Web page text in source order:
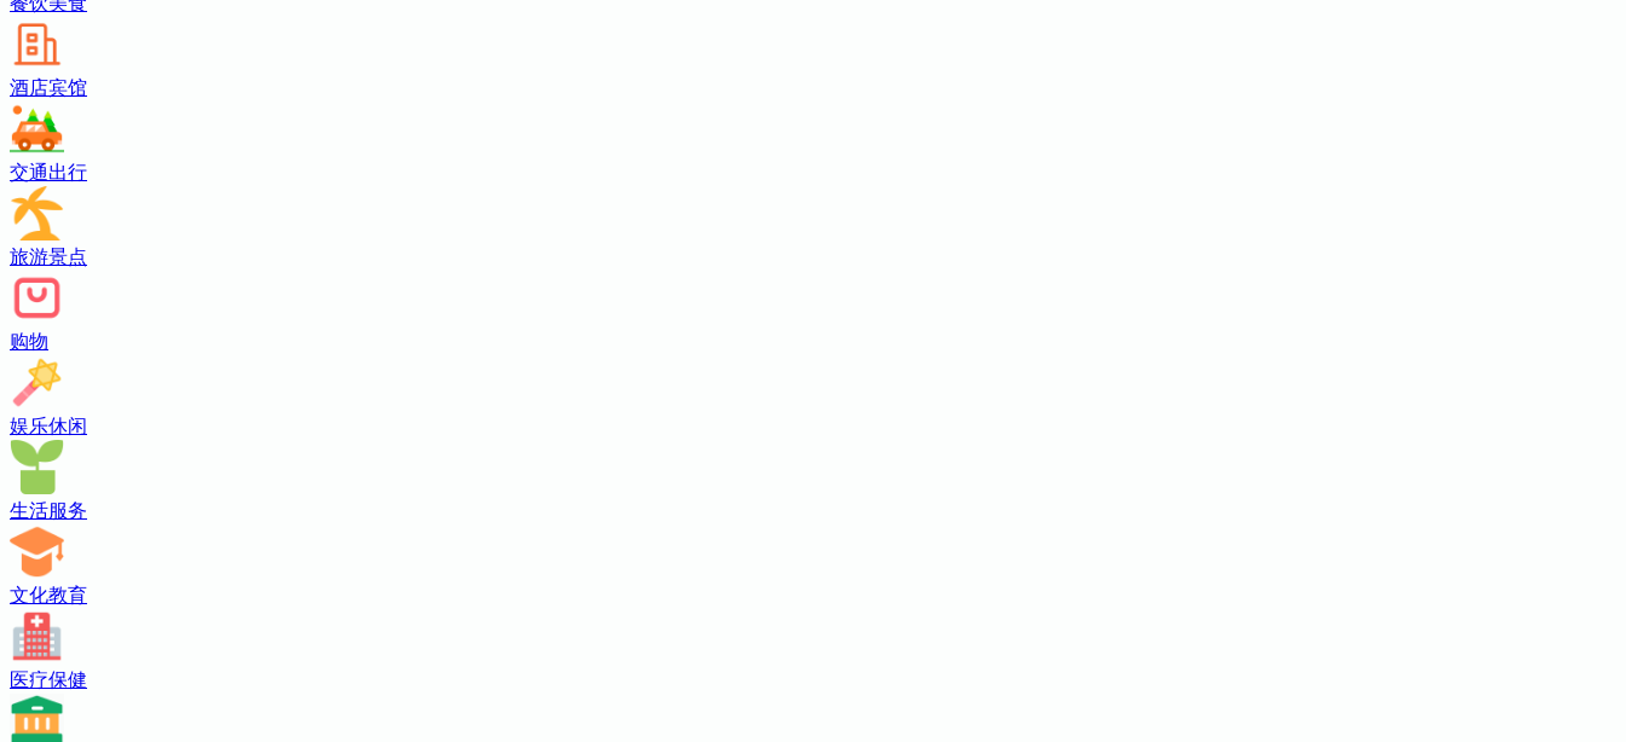
酒店宾馆
交通出行
旅游景点
购物
娱乐休闲
生活服务
文化教育
医疗保健